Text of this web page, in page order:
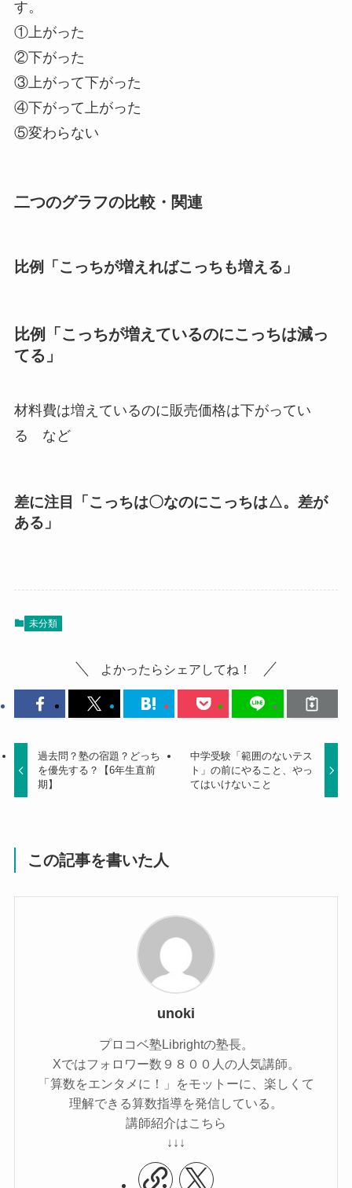
す。
①上がった
②下がった
③上がって下がった
④下がって上がった
⑤変わらない
二つのグラフの比較・関連
比例「こっちが増えればこっちも増える」
比例「こっちが増えているのにこっちは減っ
てる」
材料費は増えているのに販売価格は下がってい
る など
差に注目「こっちは〇なのにこっちは△。差が
ある」
未分類
よかったらシェアしてね！
過去問？塾の宿題？どっち
を優先する？【6年生直前
期】
中学受験「範囲のないテス
ト」の前にやること、やっ
てはいけないこと
この記事を書いた人
unoki
プロコベ塾Librightの塾長。
Xではフォロワー数９８００人の人気講師。
「算数をエンタメに！」をモットーに、楽しくて
理解できる算数指導を発信している。
講師紹介はこちら
↓↓↓